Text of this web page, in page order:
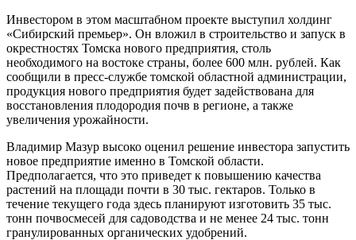
Инвестором в этом масштабном проекте выступил холдинг
«Сибирский премьер». Он вложил в строительство и запуск в
окрестностях Томска нового предприятия, столь
необходимого на востоке страны, более 600 млн. рублей. Как
сообщили в пресс-службе томской областной администрации,
продукция нового предприятия будет задействована для
восстановления плодородия почв в регионе, а также
увеличения урожайности.
Владимир Мазур высоко оценил решение инвестора запустить
новое предприятие именно в Томской области.
Предполагается, что это приведет к повышению качества
растений на площади почти в 30 тыс. гектаров. Только в
течение текущего года здесь планируют изготовить 35 тыс.
тонн почвосмесей для садоводства и не менее 24 тыс. тонн
гранулированных органических удобрений.